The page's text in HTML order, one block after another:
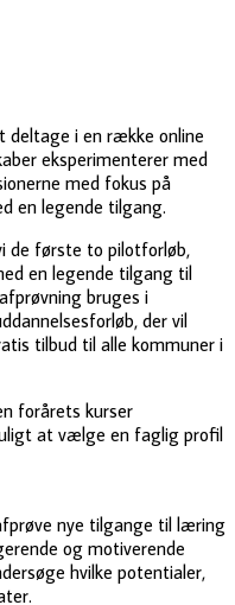
deltage i en række online
eksperimenterer med
med fokus på
en legende tilgang.
de første to pilotforløb,
en legende tilgang til
bruges i
der vil
tilbud til alle kommuner i
forårets kurser
at vælge en faglig profil
nye tilgange til læring
og motiverende
hvilke potentialer,